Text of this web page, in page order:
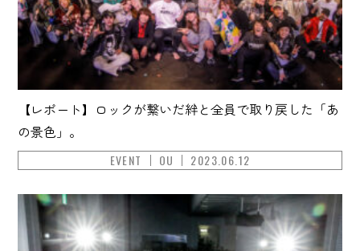
【レポート】ロックが繋いだ絆と全員で取り戻した「あ
の景色」。
EVENT OU 2023.06.12